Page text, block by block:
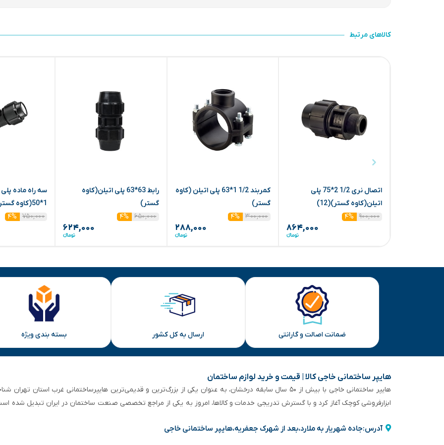
کالاهای مرتبط
اتصال نری 1/2 2*75 پلی
اتیلن(کاوه گستر)(12)
۹۰۰,۰۰۰
۴%
۸۶۴,۰۰۰
کمربند 1/2 1*63 پلی اتیلن (کاوه
گستر)
۳۰۰,۰۰۰
۴%
۲۸۸,۰۰۰
رابط 63*63 پلی اتیلن(کاوه
گستر)
۶۵۰,۰۰۰
۴%
۶۲۴,۰۰۰
1*50(کاوه گستر)
۷۵۰,۰۰۰
۴%
ضمانت اصالت و گارانتی ارسال به کل کشور بسته بندی ویژه
هایپر ساختمانی خاجی‌ کالا | قیمت و خرید لوازم ساختمان
هایپر ساختمانی خاجی‌ با بیش از ۵۰ سال سابقه‌ درخشان، به عنوان یکی از بزرگ‌ترین و قدیمی‌ترین هایپرساختمانی‌ غرب
ابزارفروشی کوچک آغاز کرد و با گسترش تدریجی خدمات و کالاها، امروز به یکی از مراجع تخصصی صنعت ساختمان در ایران تبدیل شده
آدرس:جاده شهریار به ملارد،بعد از شهرک جعفریه،هایپر ساختمانی خاجی